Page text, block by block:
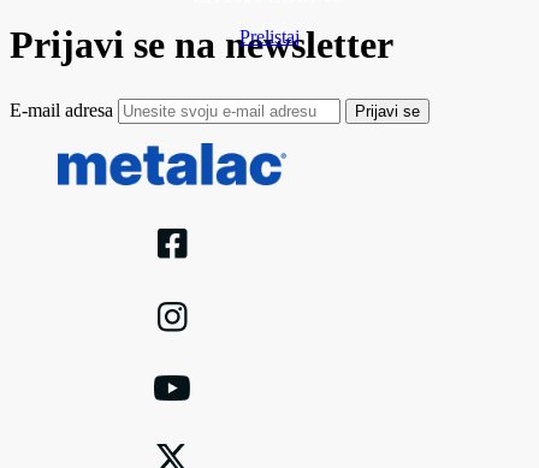
Prelistaj
Prijavi se na newsletter
E-mail adresa Prijavi se